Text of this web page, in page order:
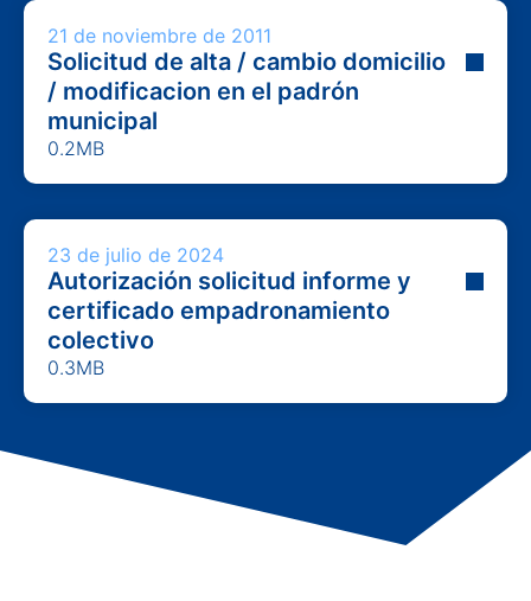
21 de noviembre de 2011
Solicitud de alta / cambio domicilio
/ modificacion en el padrón
municipal
0.2MB
23 de julio de 2024
Autorización solicitud informe y
certificado empadronamiento
colectivo
0.3MB